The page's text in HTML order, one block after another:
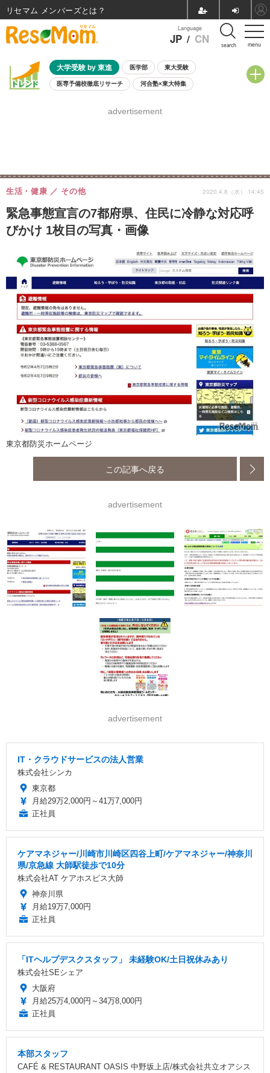
menu
Language
JP / CN search
大学受験 by 東進 医学部 東大受験
医専予備校徹底リサーチ 河合塾×東大特集
8月開催学校説明会・相談会
advertisement
緊急事態宣言の7都府県、住民に冷静な対応呼
びかけ 1枚目の写真・画像
生活・健康 その他 2020.4.8（水） 14:45
東京都防災ホームページ
この記事へ戻る
advertisement
advertisement
IT・クラウドサービスの法人営業
株式会社シンカ
東京都
月給29万2,000円～41万7,000円
正社員
ケアマネジャー/川崎市川崎区四谷上町/ケアマネジャー/神奈川
県/京急線 大師駅徒歩で10分
株式会社AT ケアホスピス大師
神奈川県
月給19万7,000円
正社員
「ITヘルプデスクスタッフ」 未経験OK/土日祝休みあり
株式会社SEシェア
大阪府
月給25万4,000円～34万8,000円
正社員
本部スタッフ
CAFÉ & RESTAURANT OASIS 中野坂上店/株式会社共立オアシス
リセマム メンバーズ